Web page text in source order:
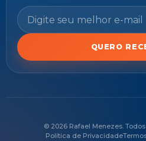
QUERO
© 2026 Rafael Menezes.
Política de Privacidade